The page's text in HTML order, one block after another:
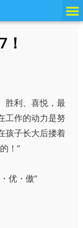
胜利、喜悦，最
工作的动力是努
孩子长大后搂着
！”
优・傲”